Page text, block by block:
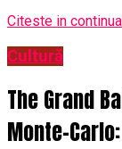
Citeste in
Cultură
The Grand
Monte-